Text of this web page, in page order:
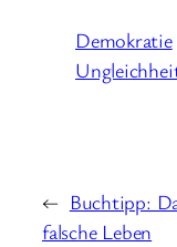
Demokratie
← Buchtipp:
falsche Leben